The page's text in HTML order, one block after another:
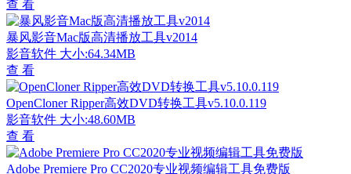
查 看
暴风影音Mac版高清播放工具v2014
影音软件 大小:64.34MB
查 看
OpenCloner Ripper高效DVD转换工具v5.10.0.119
影音软件 大小:48.60MB
查 看
Adobe Premiere Pro CC2020专业视频编辑工具免费版